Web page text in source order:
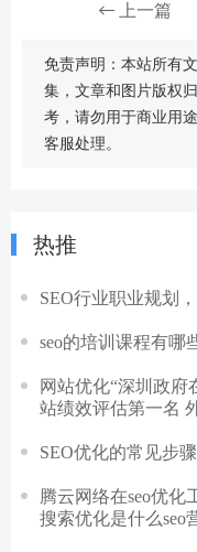
上一篇
免责声明：本站所有
集，文章和图片版权
考，请勿用于商业用
客服处理。
热推
SEO行业职业规划
seo的培训课程有哪
网站优化“深圳政府
站绩效评估第一名
SEO优化的常见步
腾云网络在seo优化
搜索优化是什么seo